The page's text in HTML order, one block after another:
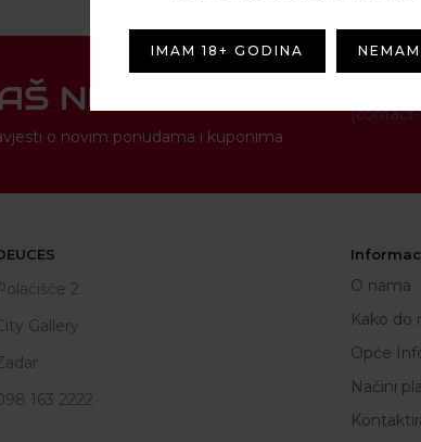
NEWSLETTER
o novim ponudama i kuponima
2
Gallery
163 2222
O nama
Kako do
Opće
Načini
IMAM 18+ GODINA